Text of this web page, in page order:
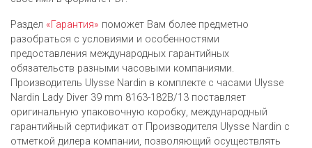
Раздел «Гарантия» поможет Вам более предметно
разобраться с условиями и особенностями
предоставления международных гарантийных
обязательств разными часовыми компаниями.
Производитель Ulysse Nardin в комплекте с часами Ulysse
Nardin Lady Diver 39 mm 8163-182B/13 поставляет
оригинальную упаковочную коробку, международный
гарантийный сертификат от Производителя Ulysse Nardin c
отметкой дилера компании, позволяющий осуществлять